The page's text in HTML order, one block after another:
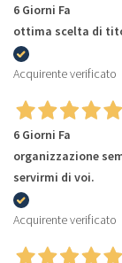
6 Giorni Fa
ottima scelta di
Acquirente verificato
6 Giorni Fa
organizzazione
servirmi di voi.
Acquirente verificato